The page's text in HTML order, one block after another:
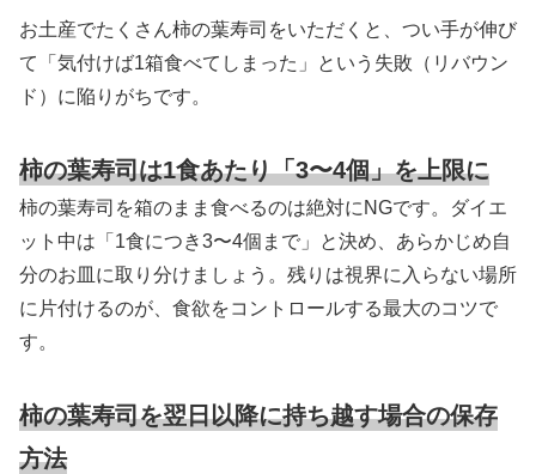
お土産でたくさん柿の葉寿司をいただくと、つい手が伸び
て「気付けば1箱食べてしまった」という失敗（リバウン
ド）に陥りがちです。
柿の葉寿司は1食あたり「3〜4個」を上限に
柿の葉寿司を箱のまま食べるのは絶対にNGです。ダイエ
ット中は「1食につき3〜4個まで」と決め、あらかじめ自
分のお皿に取り分けましょう。残りは視界に入らない場所
に片付けるのが、食欲をコントロールする最大のコツで
す。
柿の葉寿司を翌日以降に持ち越す場合の保存
方法